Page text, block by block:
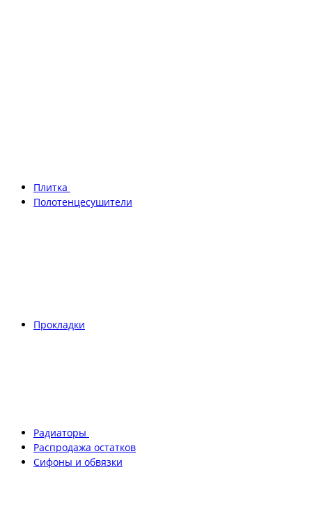
Плитка
Полотенцесушители
Прокладки
Радиаторы
Распродажа остатков
Сифоны и обвязки